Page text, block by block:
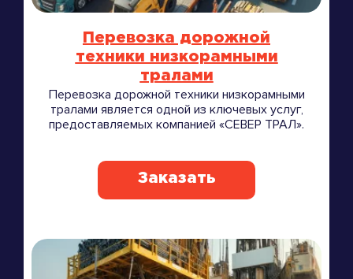
Перевозка дорожной
техники низкорамными
тралами
Перевозка дорожной техники низкорамными
тралами является одной из ключевых услуг,
предоставляемых компанией «СЕВЕР ТРАЛ».
Заказать